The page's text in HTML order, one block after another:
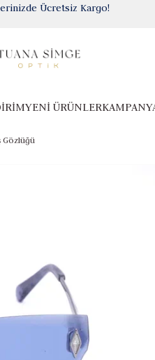
Ücretsiz Kargo!
YENİ ÜRÜNLER
Gözlüğü